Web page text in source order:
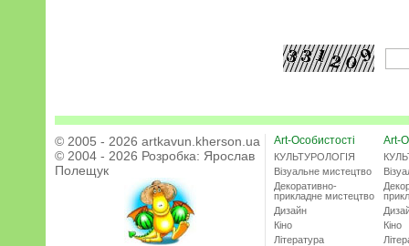
© 2005 - 2026 artkavun.kherson.ua
© 2004 - 2026 Розробка: Ярослав
Полещук
Art-Особистості
КУЛЬТУРОЛОГІЯ
Візуальне мистецтво
Декоративно-
прикладне мистецтво
Дизайн
Кіно
Література
Art-
Кіно